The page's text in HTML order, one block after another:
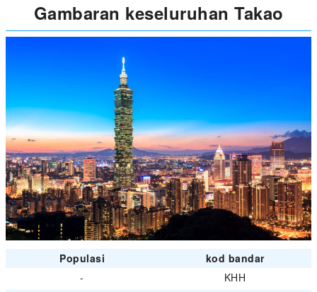
Gambaran keseluruhan Takao
Populasi
kod bandar
-
KHH